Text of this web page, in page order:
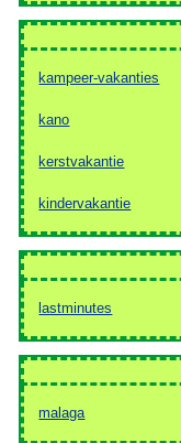
kampeer-vakanties
kano
kerstvakantie
kindervakantie
lastminutes
malaga